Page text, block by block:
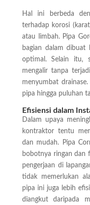
Hal ini berbeda
terhadap korosi
atau limbah. Pipa
bagian dalam dibuat
optimal. Selain itu,
mengalir tanpa
menyumbat
pipa hingga puluhan
Efisiensi dalam
Dalam upaya
kontraktor tentu
dan mudah. Pipa
bobotnya ringan dan
pengerjaan di
tidak memerlukan
pipa ini juga lebih
diangkut daripada